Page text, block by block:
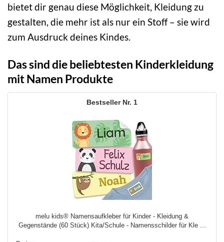
bietet dir genau diese Möglichkeit, Kleidung zu
gestalten, die mehr ist als nur ein Stoff – sie wird
zum Ausdruck deines Kindes.
Das sind die beliebtesten Kinderkleidung
mit Namen Produkte
1
melu kids® Namensaufkleber für Kinder - Kleidung &
Gegenstände (60 Stück) Kita/Schule - Namensschilder für Kle ...